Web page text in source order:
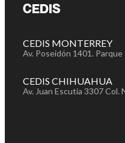
CEDIS
CEDIS MONTERREY
Av. Poseidón 1401.
CEDIS CHIHUAHUA
Av. Juan Escutia 3307 Col.